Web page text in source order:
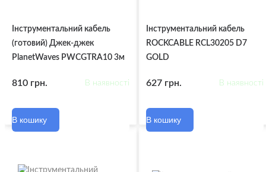
Інструментальний кабель
(готовий) Джек-джек
PlanetWaves PWCGTRA10 3м
810 грн. В наявності
В кошику
Інструментальний кабель
ROCKCABLE RCL30205 D7
GOLD
627 грн. В наявності
В кошику